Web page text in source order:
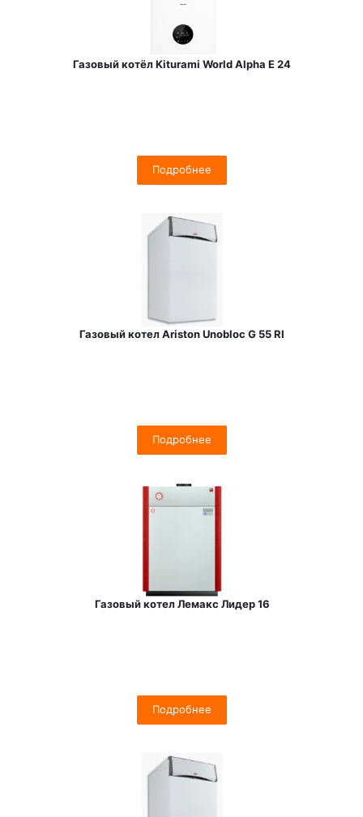
Газовый котёл Kiturami World Alpha E 24
Подробнее
Газовый котел Ariston Unobloc G 55 RI
Подробнее
Газовый котел Лемакс Лидер 16
Подробнее